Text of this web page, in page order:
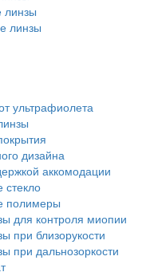
линзы
линзы
ультрафиолета
дизайна
аккомодации
стекло
полимеры
для контроля миопии
при близорукости
при дальнозоркости